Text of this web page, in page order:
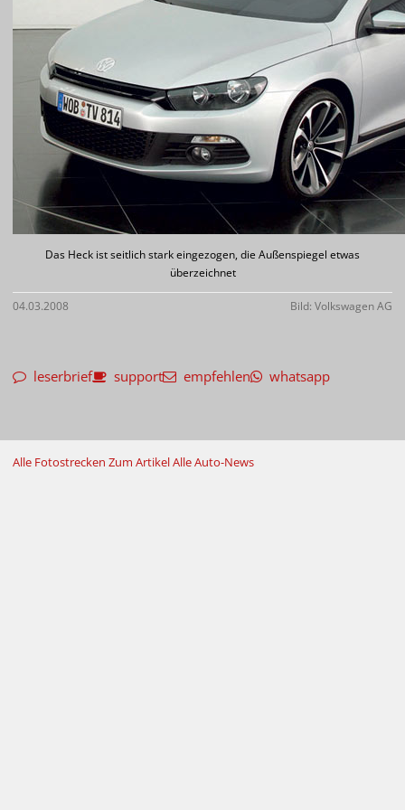
Das Heck ist seitlich stark eingezogen, die Außenspiegel etwas
überzeichnet
04.03.2008 Bild: Volkswagen AG
leserbrief support empfehlen whatsapp
Alle Fotostrecken Zum ArtikelAlle Auto-News